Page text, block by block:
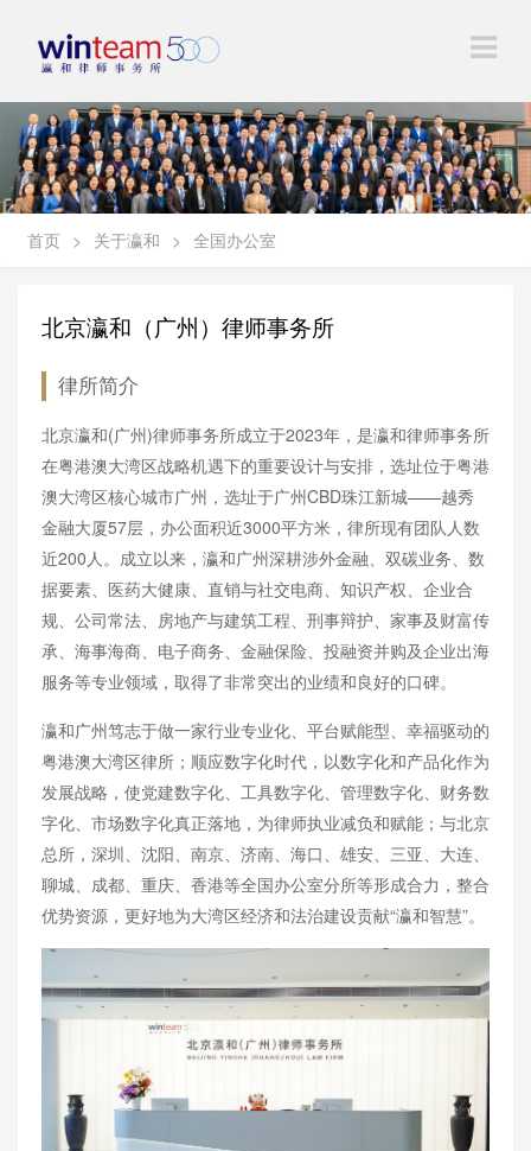
首页 > 关于瀛和 > 全国办公室
北京瀛和（广州）律师事务所
律所简介
北京瀛和(广州)律师事务所成立于2023年，是瀛和律师事务所
在粤港澳大湾区战略机遇下的重要设计与安排，选址位于粤港
澳大湾区核心城市广州，选址于广州CBD珠江新城——越秀
金融大厦57层，办公面积近3000平方米，律所现有团队人数
近200人。成立以来，瀛和广州深耕涉外金融、双碳业务、数
据要素、医药大健康、直销与社交电商、知识产权、企业合
规、公司常法、房地产与建筑工程、刑事辩护、家事及财富传
承、海事海商、电子商务、金融保险、投融资并购及企业出海
服务等专业领域，取得了非常突出的业绩和良好的口碑。
瀛和广州笃志于做一家行业专业化、平台赋能型、幸福驱动的
粤港澳大湾区律所；顺应数字化时代，以数字化和产品化作为
发展战略，使党建数字化、工具数字化、管理数字化、财务数
字化、市场数字化真正落地，为律师执业减负和赋能；与北京
总所，深圳、沈阳、南京、济南、海口、雄安、三亚、大连、
聊城、成都、重庆、香港等全国办公室分所等形成合力，整合
优势资源，更好地为大湾区经济和法治建设贡献“瀛和智慧”。